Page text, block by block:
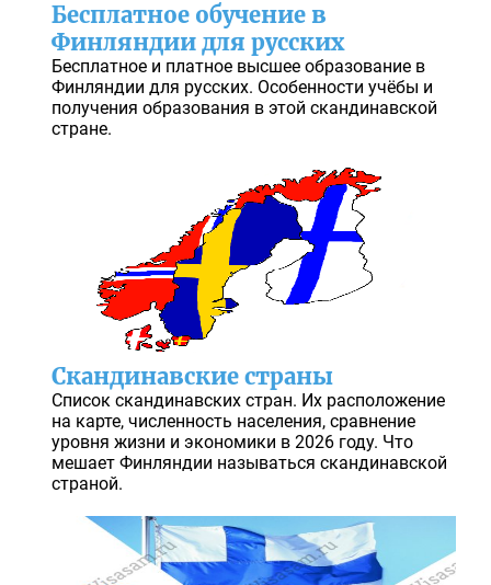
Бесплатное обучение в
Финляндии для русских
Бесплатное и платное высшее образование в
Финляндии для русских. Особенности учёбы и
получения образования в этой скандинавской
стране.
Скандинавские страны
Список скандинавских стран. Их расположение
на карте, численность населения, сравнение
уровня жизни и экономики в 2026 году. Что
мешает Финляндии называться скандинавской
страной.